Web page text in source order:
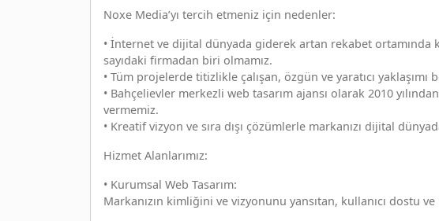
Noxe Media’yı tercih etmeniz için nedenler:
• İnternet ve dijital dünyada giderek artan rekabet
sayıdaki firmadan biri olmamız.
• Tüm projelerde titizlikle çalışan, özgün ve yaratıcı
• Bahçelievler merkezli web tasarım ajansı olarak 2010
vermemiz.
• Kreatif vizyon ve sıra dışı çözümlerle markanızı dijital
Hizmet Alanlarımız:
• Kurumsal Web Tasarım:
Markanızın kimliğini ve vizyonunu yansıtan, kullanıcı dostu